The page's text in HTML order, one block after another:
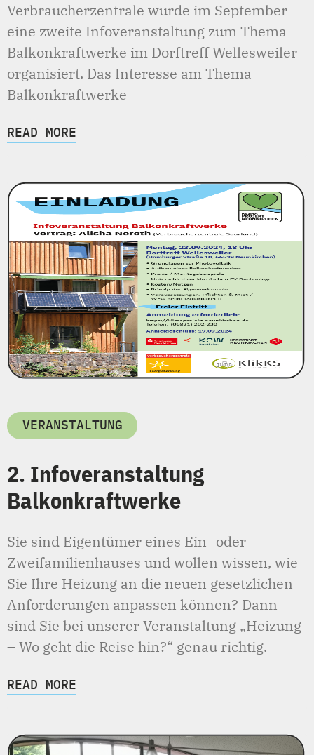
Verbraucherzentrale wurde im September
eine zweite Infoveranstaltung zum Thema
Balkonkraftwerke im Dorftreff Wellesweiler
organisiert. Das Interesse am Thema
Balkonkraftwerke
READ MORE
VERANSTALTUNG
2. Infoveranstaltung
Balkonkraftwerke
Sie sind Eigentümer eines Ein- oder
Zweifamilienhauses und wollen wissen, wie
Sie Ihre Heizung an die neuen gesetzlichen
Anforderungen anpassen können? Dann
sind Sie bei unserer Veranstaltung „Heizung
– Wo geht die Reise hin?“ genau richtig.
READ MORE